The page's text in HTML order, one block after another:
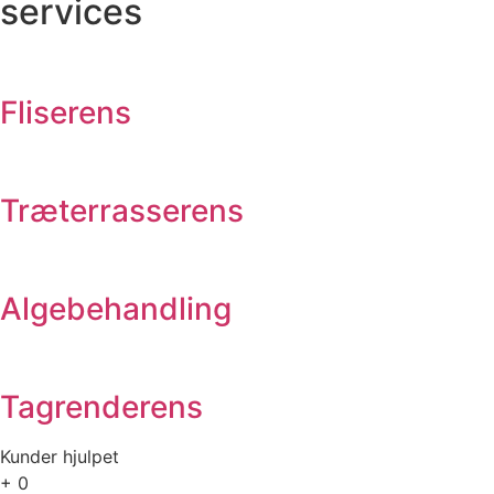
services
Fliserens
Træterrasserens
Algebehandling
Tagrenderens
Kunder hjulpet
+ 0